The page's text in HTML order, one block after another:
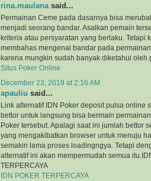
rina.maulana said...
Permainan Ceme pada dasarnya bisa
menjadi seorang bandar. Asalkan pemain
kriteria atau persyaratan yang berlaku. Tetapi
membahas mengenai bandar pada
karena mungkin sudah banyak diketahui oleh
Situs Poker Online
December 23, 2019 at 2:16 AM
apauliu said...
Link alternatif IDN Poker deposit pulsa online
bettor untuk langsung bisa bermain
Poker tersebut. Apalagi saat ini jumlah bettor
yang mengakibatkan browser untuk menuju
semakin lama proses loadingngya. Tetapi
alternatif ini akan mempermudah semua
TERPERCAYA
IDN POKER TERPERCAYA